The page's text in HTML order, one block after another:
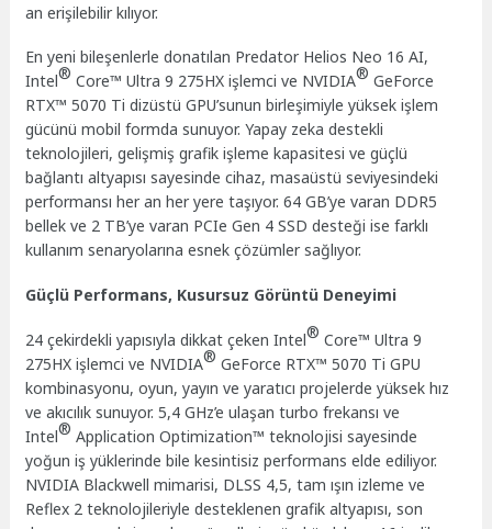
an erişilebilir kılıyor.
En yeni bileşenlerle donatılan Predator Helios Neo 16 AI,
Intel® Core™ Ultra 9 275HX işlemci ve NVIDIA® GeForce
RTX™ 5070 Ti dizüstü GPU’sunun birleşimiyle yüksek işlem
gücünü mobil formda sunuyor. Yapay zeka destekli
teknolojileri, gelişmiş grafik işleme kapasitesi ve güçlü
bağlantı altyapısı sayesinde cihaz, masaüstü seviyesindeki
performansı her an her yere taşıyor. 64 GB’ye varan DDR5
bellek ve 2 TB’ye varan PCIe Gen 4 SSD desteği ise farklı
kullanım senaryolarına esnek çözümler sağlıyor.
Güçlü Performans, Kusursuz Görüntü Deneyimi
24 çekirdekli yapısıyla dikkat çeken Intel® Core™ Ultra 9
275HX işlemci ve NVIDIA® GeForce RTX™ 5070 Ti GPU
kombinasyonu, oyun, yayın ve yaratıcı projelerde yüksek hız
ve akıcılık sunuyor. 5,4 GHz’e ulaşan turbo frekansı ve
Intel® Application Optimization™ teknolojisi sayesinde
yoğun iş yüklerinde bile kesintisiz performans elde ediliyor.
NVIDIA Blackwell mimarisi, DLSS 4,5, tam ışın izleme ve
Reflex 2 teknolojileriyle desteklenen grafik altyapısı, son